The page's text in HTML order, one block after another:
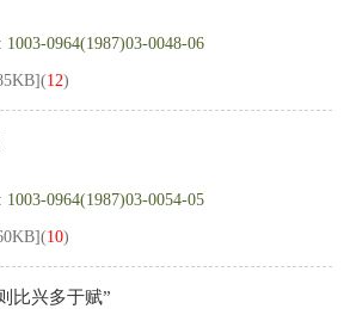
1003-0964(1987)03-0048-06
](12)
1003-0964(1987)03-0054-05
](10)
比兴多于赋”